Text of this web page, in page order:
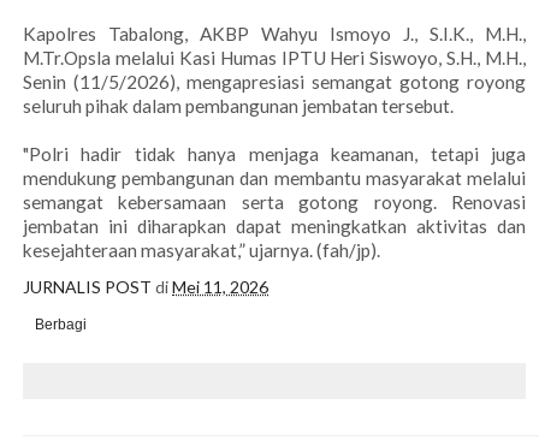
Kapolres Tabalong, AKBP Wahyu Ismoyo J., S.I.K., M.H.,
M.Tr.Opsla melalui Kasi Humas IPTU Heri Siswoyo, S.H., M.H.,
Senin (11/5/2026), mengapresiasi semangat gotong royong
seluruh pihak dalam pembangunan jembatan tersebut.
"Polri hadir tidak hanya menjaga keamanan, tetapi juga
mendukung pembangunan dan membantu masyarakat melalui
semangat kebersamaan serta gotong royong. Renovasi
jembatan ini diharapkan dapat meningkatkan aktivitas dan
kesejahteraan masyarakat,” ujarnya. (fah/jp).
JURNALIS POST diMei 11, 2026
Berbagi